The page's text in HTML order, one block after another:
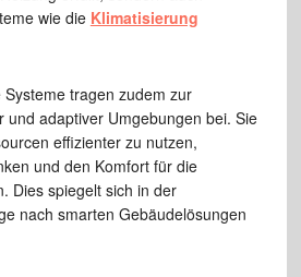
wie die Klimatisierung
tragen zudem zur
und adaptiver Umgebungen bei. Sie
effizienter zu nutzen,
und den Komfort für die
Dies spiegelt sich in der
nach smarten Gebäudelösungen